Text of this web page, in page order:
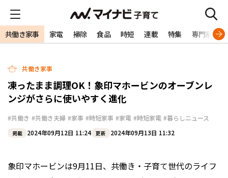
共働き家事 家電 掃除 食品 時短 連載 特集 専門家
共働き家事
凍ったまま調理OK！象印マホービンのオーブンレ
ンジがさらに使いやすく進化
#共働き #共働き夫婦 #家事 #時短家事 #家電 #時短家電 #暮らしニュース
掲載 2024年09月12日 11:24 更新 2024年09月13日 11:32
象印マホービンは9月11日、共働き・子育て世代のライフ